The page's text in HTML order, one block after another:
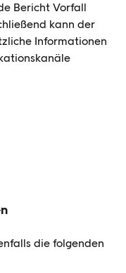
Bericht Vorfall
kann der
Informationen
die folgenden